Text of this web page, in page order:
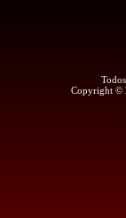
Copyright ©